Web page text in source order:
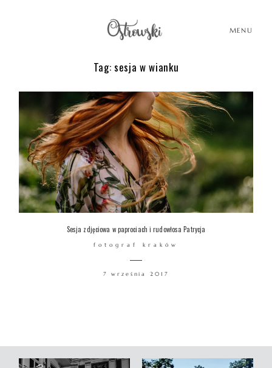
MENU
Tag: sesja w wianku
Sesja zdjęciowa w paprociach i rudowłosa Patrycja
fotograf kraków
7 września 2017
HISTORIE
PORTFOLIO
O MNIE